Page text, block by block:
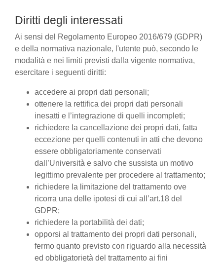
Diritti degli interessati
Ai sensi del Regolamento Europeo 2016/679 (GDPR)
e della normativa nazionale, l'utente può, secondo le
modalità e nei limiti previsti dalla vigente normativa,
esercitare i seguenti diritti:
accedere ai propri dati personali;
ottenere la rettifica dei propri dati personali
inesatti e l’integrazione di quelli incompleti;
richiedere la cancellazione dei propri dati, fatta
eccezione per quelli contenuti in atti che devono
essere obbligatoriamente conservati
dall’Università e salvo che sussista un motivo
legittimo prevalente per procedere al trattamento;
richiedere la limitazione del trattamento ove
ricorra una delle ipotesi di cui all’art.18 del
GDPR;
richiedere la portabilità dei dati;
opporsi al trattamento dei propri dati personali,
fermo quanto previsto con riguardo alla necessità
ed obbligatorietà del trattamento ai fini